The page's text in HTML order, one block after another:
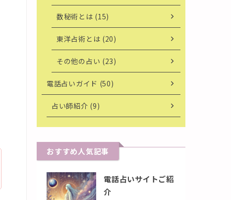
数秘術とは (15)
東洋占術とは (20)
その他の占い (23)
電話占いガイド (50)
占い師紹介 (9)
おすすめ人気記事
電話占いサイトご紹
介